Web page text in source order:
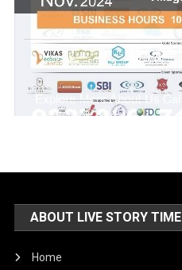
ABOUT LIVE STORY TIME
Home